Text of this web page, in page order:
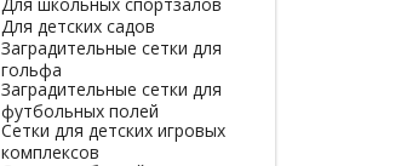
Для детских садов
Заградительные сетки для
гольфа
Заградительные сетки для
футбольных полей
Сетки для детских игровых
комплексов